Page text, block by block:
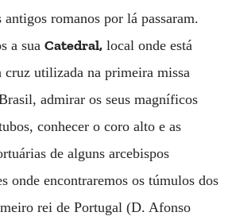
antigos romanos por lá passaram.
a sua Catedral, local onde está
cruz utilizada na primeira missa
admirar os seus magníficos
conhecer o coro alto e as
de alguns arcebispos
onde encontraremos os túmulos dos
rei de Portugal (D. Afonso